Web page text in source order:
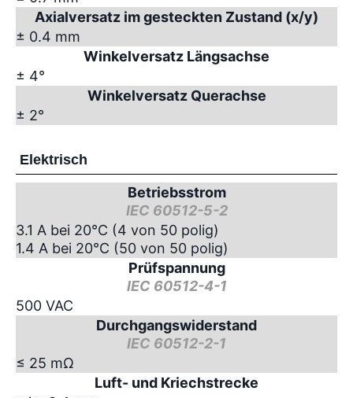
Axialversatz im gesteckten Zustand (x/y)
± 0.4 mm
Winkelversatz Längsachse
± 4°
Winkelversatz Querachse
± 2°
Elektrisch
Betriebsstrom
IEC 60512-5-2
3.1 A bei 20°C (4 von 50 polig)
1.4 A bei 20°C (50 von 50 polig)
Prüfspannung
IEC 60512-4-1
500 VAC
Durchgangswiderstand
IEC 60512-2-1
≤ 25 mΩ
Luft- und Kriechstrecke